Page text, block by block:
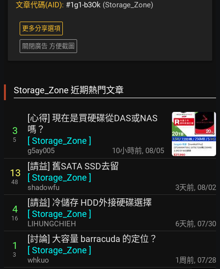
文章代碼(AID): #1g1-b3Ok (Storage_Zone)
更多分享選項
關閉廣告 方便截圖
Storage_Zone 近期熱門文章
3
5
[心得] 現在是買硬碟從DAS或NAS
嗎？
[Storage_Zone ]
g5ay005 10小時前, 08/05
13
48
[請益] 舊SATA SSD去留
[Storage_Zone ]
shadowfu 3天前, 08/02
4
16
[請益] 冷儲存 HDD外接硬碟選擇
[Storage_Zone ]
LIHUNGCHIEH 6天前, 07/30
1
3
[討論] 大容量 barracuda 的定位？
[Storage_Zone ]
whkuo 1周前, 07/28